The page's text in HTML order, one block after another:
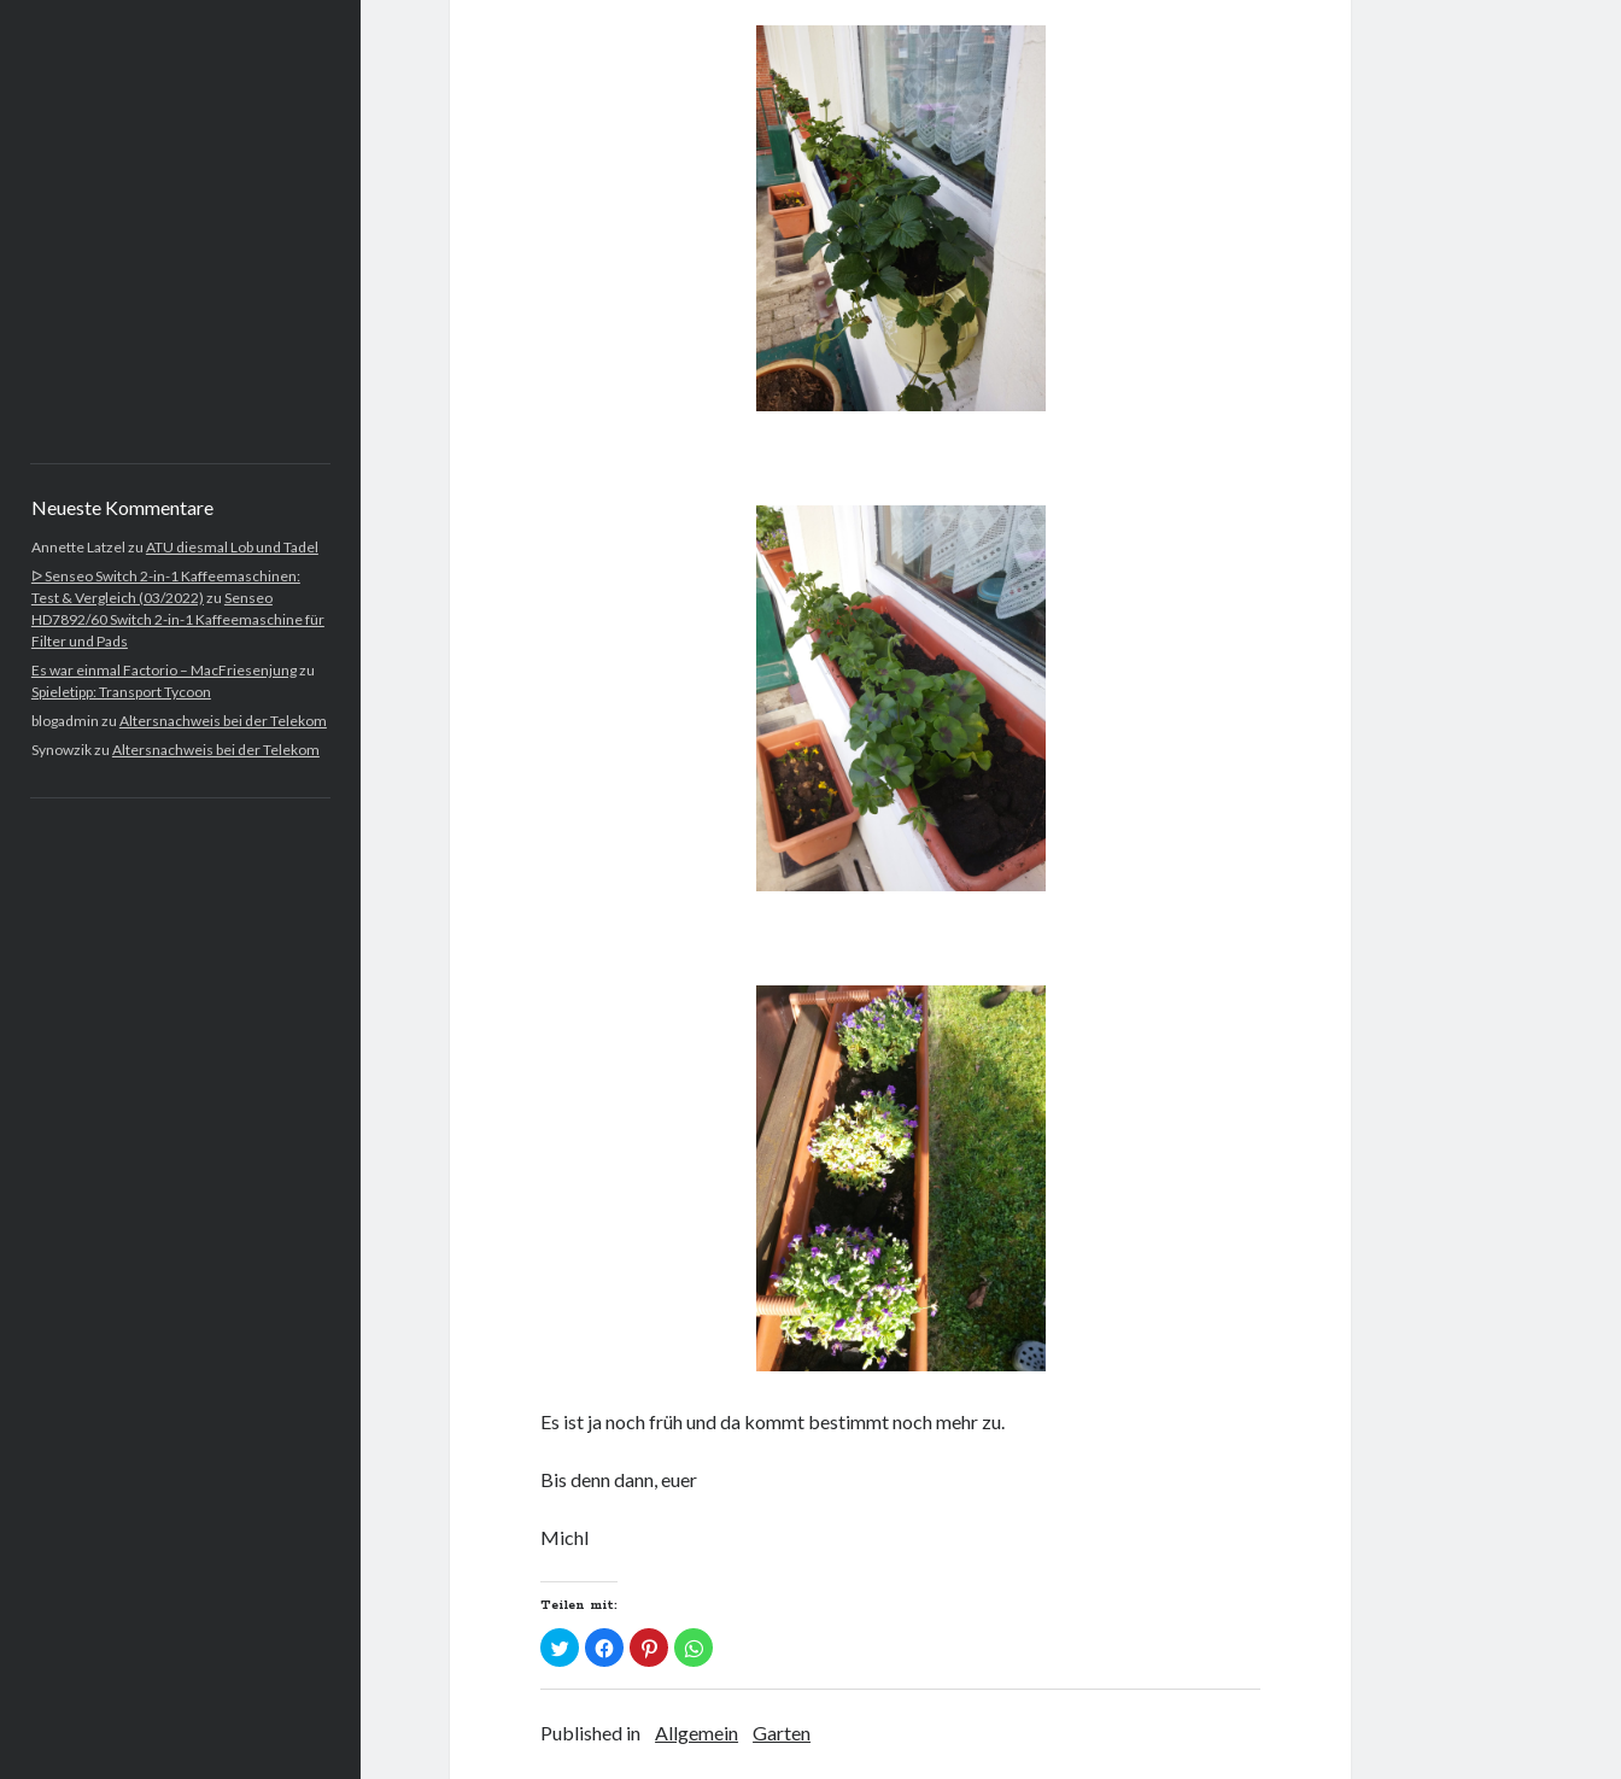
Neueste Kommentare
Annette Latzel zu ATU diesmal Lob und Tadel
ᐅ Senseo Switch 2-in-1 Kaffeemaschinen:
Test & Vergleich (03/2022) zu Senseo
HD7892/60 Switch 2-in-1 Kaffeemaschine für
Filter und Pads
Es war einmal Factorio – MacFriesenjungzu
Spieletipp: Transport Tycoon
blogadmin zu Altersnachweis bei der Telekom
Synowzikzu Altersnachweis bei der Telekom
Es ist ja noch früh und da kommt bestimmt noch mehr zu.
Bis denn dann, euer
Michl
Teilen mit:
K
l
c
u
m
K
l
c
u
m
K
l
c
u
m
K
l
c
n
,
Published in Allgemein Garten